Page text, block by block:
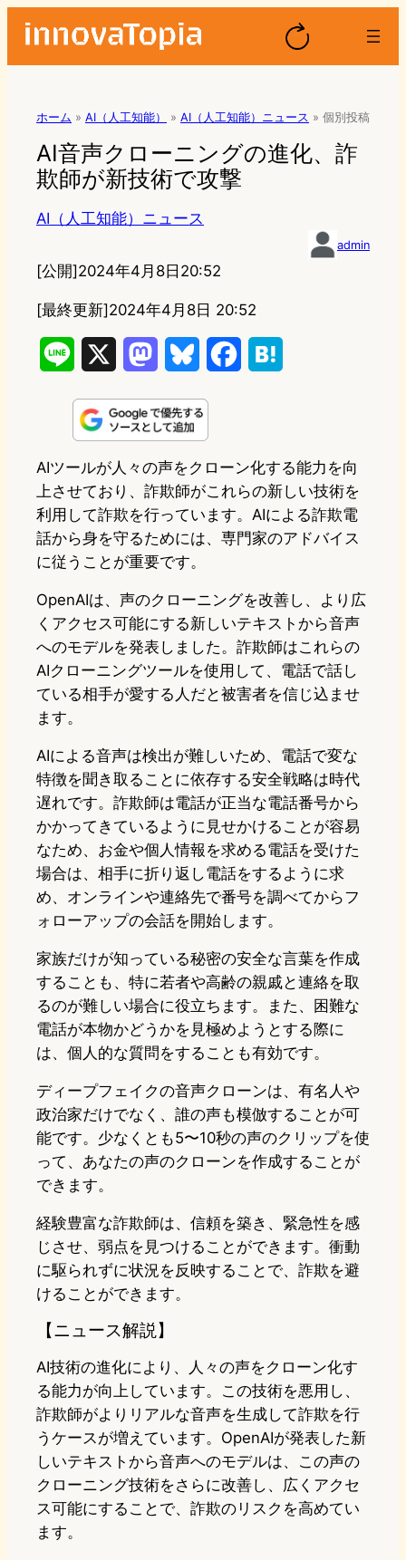
ホーム » AI（人工知能） » AI（人工知能）ニュース » 個別投稿
AI音声クローニングの進化、詐
欺師が新技術で攻撃
AI（人工知能）ニュース
admin
[公開]2024年4月8日20:52
[最終更新]2024年4月8日 20:52
n
s
o
o
n
u
s
b
o
k
e
n
a
AIツールが人々の声をクローン化する能力を向
上させており、詐欺師がこれらの新しい技術を
利用して詐欺を行っています。AIによる詐欺電
話から身を守るためには、専門家のアドバイス
に従うことが重要です。
OpenAIは、声のクローニングを改善し、より広
くアクセス可能にする新しいテキストから音声
へのモデルを発表しました。詐欺師はこれらの
AIクローニングツールを使用して、電話で話し
ている相手が愛する人だと被害者を信じ込ませ
ます。
AIによる音声は検出が難しいため、電話で変な
特徴を聞き取ることに依存する安全戦略は時代
遅れです。詐欺師は電話が正当な電話番号から
かかってきているように見せかけることが容易
なため、お金や個人情報を求める電話を受けた
場合は、相手に折り返し電話をするように求
め、オンラインや連絡先で番号を調べてからフ
ォローアップの会話を開始します。
家族だけが知っている秘密の安全な言葉を作成
することも、特に若者や高齢の親戚と連絡を取
るのが難しい場合に役立ちます。また、困難な
電話が本物かどうかを見極めようとする際に
は、個人的な質問をすることも有効です。
ディープフェイクの音声クローンは、有名人や
政治家だけでなく、誰の声も模倣することが可
能です。少なくとも5〜10秒の声のクリップを使
って、あなたの声のクローンを作成することが
できます。
経験豊富な詐欺師は、信頼を築き、緊急性を感
じさせ、弱点を見つけることができます。衝動
に駆られずに状況を反映することで、詐欺を避
けることができます。
【ニュース解説】
AI技術の進化により、人々の声をクローン化す
る能力が向上しています。この技術を悪用し、
詐欺師がよりリアルな音声を生成して詐欺を行
うケースが増えています。OpenAIが発表した新
しいテキストから音声へのモデルは、この声の
クローニング技術をさらに改善し、広くアクセ
ス可能にすることで、詐欺のリスクを高めてい
ます。